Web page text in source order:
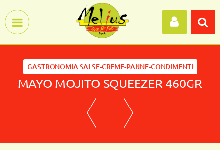
GASTRONOMIA SALSE-CREME-PANNE-CONDIMENTI
MAYO MOJITO SQUEEZER 460GR